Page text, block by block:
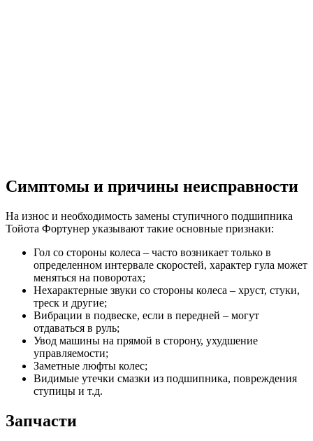
Симптомы и причины неисправности
На износ и необходимость замены ступичного подшипника
Тойота Фортунер указывают такие основные признаки:
Гол со стороны колеса – часто возникает только в
определенном интервале скоростей, характер гула может
меняться на поворотах;
Нехарактерные звуки со стороны колеса – хруст, стуки,
треск и другие;
Вибрации в подвеске, если в передней – могут
отдаваться в руль;
Увод машины на прямой в сторону, ухудшение
управляемости;
Заметные люфты колес;
Видимые утечки смазки из подшипника, повреждения
ступицы и т.д.
Запчасти